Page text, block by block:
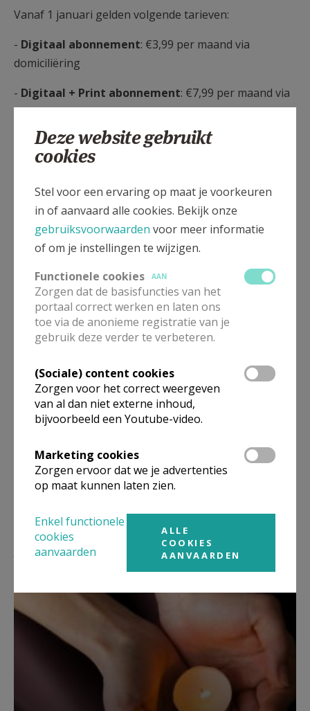
Vanaf 1 januari gelden volgende tarieven:
- Digitaal abonnement: €3,99 per maand via
domiciliëring
- Digitaal + Print abonnement: €7,99 per maand via
domiciliëring
(of €96 per jaar als u betaalt via de
herabonneringsbrief)
U haalt dus een pak meer uit uw abonnement in 2026
dankzij onze twee formules. Je ontvangt elke week je
weekblad in de bus voor minder dan 2 EUR. Voor het
eerst zal je, indien je wil, ook via een maandelijkse
vernieuwen?
We kijken er alvast naar uit om u ook in 2026 te
Wens je meer info of wil u voor het eerst (terug) abonneren, dan
kunt u steeds terecht bij parochie assistente Siska Mulier
Lees meer
Deze website gebruikt
cookies
Stel voor een ervaring op maat je voorkeuren
in of aanvaard alle cookies. Bekijk onze
gebruiksvoorwaarden voor meer informatie
of om je instellingen te wijzigen.
Functionele cookies
AAN
Zorgen dat de basisfuncties van het
portaal correct werken en laten ons
toe via de anonieme registratie van je
gebruik deze verder te verbeteren.
(Sociale) content cookies
Zorgen voor het correct weergeven
van al dan niet externe inhoud,
bijvoorbeeld een Youtube-video.
Marketing cookies
Zorgen ervoor dat we je advertenties
op maat kunnen laten zien.
Enkel functionele
cookies
aanvaarden
ALLE
COOKIES
AANVAARDEN